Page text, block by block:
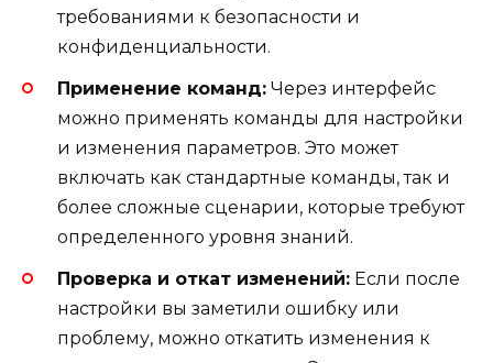
требованиями к безопасности и
конфиденциальности.
Применение команд: Через интерфейс
можно применять команды для настройки
и изменения параметров. Это может
включать как стандартные команды, так и
более сложные сценарии, которые требуют
определенного уровня знаний.
Проверка и откат изменений: Если после
настройки вы заметили ошибку или
проблему, можно откатить изменения к